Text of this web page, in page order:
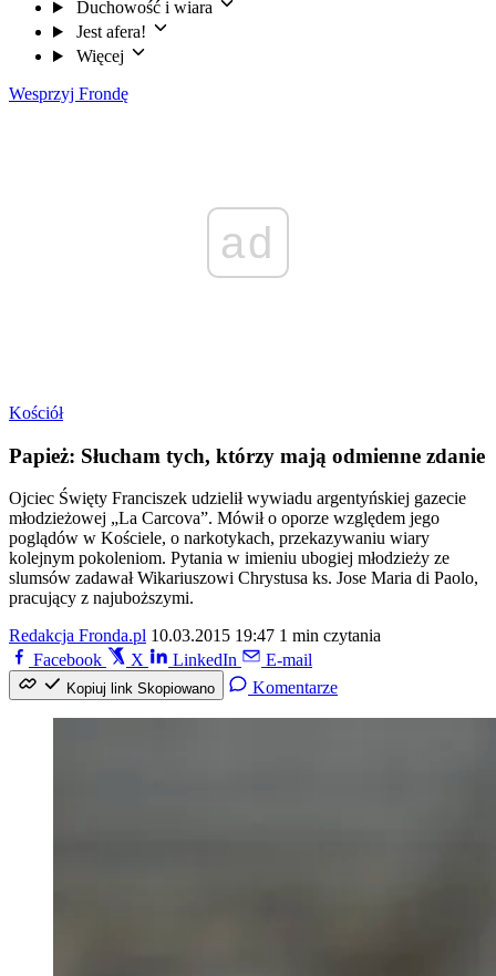
Duchowość i wiara
Jest afera!
Więcej
Wesprzyj Frondę
ad
Kościół
Papież: Słucham tych, którzy mają odmienne zdanie
Ojciec Święty Franciszek udzielił wywiadu argentyńskiej gazecie
młodzieżowej „La Carcova”. Mówił o oporze względem jego
poglądów w Kościele, o narkotykach, przekazywaniu wiary
kolejnym pokoleniom. Pytania w imieniu ubogiej młodzieży ze
slumsów zadawał Wikariuszowi Chrystusa ks. Jose Maria di Paolo,
pracujący z najuboższymi.
Redakcja Fronda.pl 10.03.2015 19:47 1 min czytania
Facebook
X LinkedIn E-mail
Kopiuj link Skopiowano Komentarze